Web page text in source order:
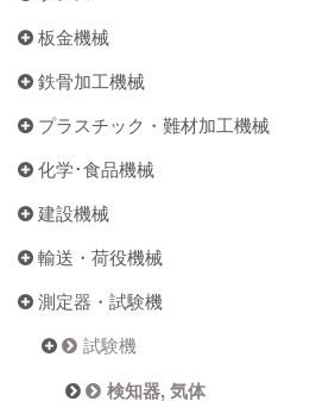
板金機械
鉄骨加工機械
プラスチック・難材加工機械
化学･食品機械
建設機械
輸送・荷役機械
測定器・試験機
試験機
検知器, 気体